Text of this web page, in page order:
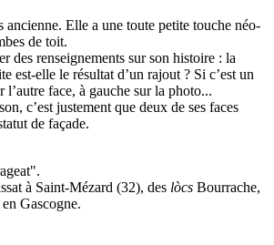
ancienne. Elle a une toute petite touche néo-
de toit.
des renseignements sur son histoire : la
est-elle le résultat d’un rajout ? Si c’est un
l’autre face, à gauche sur la photo...
c’est justement que deux de ses faces
de façade.
à Saint-Mézard (32), des lòcs Bourrache,
Gascogne.